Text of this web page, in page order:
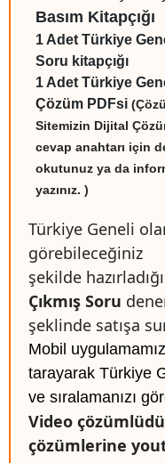
Basım Kitapçığı
1 Adet Türkiye
Soru kitapçığı
1 Adet Türkiye
Çözüm PDFsi
Sitemizin Dijital
cevap anahtarı için
okutunuz ya da
yazınız. )
Türkiye Geneli
görebileceğiniz
şekilde
Çıkmış Soru
şeklinde satışa
Mobil
tarayarak Türkiye
ve sıralamanızı
Video
çözümlerine